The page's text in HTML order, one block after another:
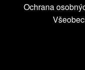
Ochrana